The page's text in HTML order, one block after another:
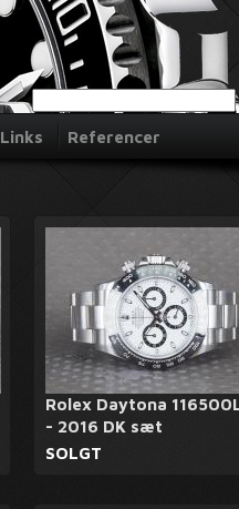
Links Referencer
Rolex Daytona
- 2016 DK sæt
SOLGT